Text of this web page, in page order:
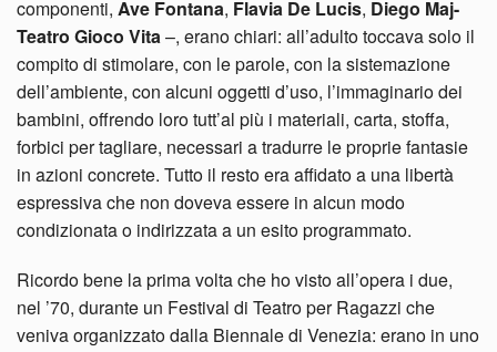
componenti, Ave Fontana, Flavia De Lucis, Diego Maj-
Teatro Gioco Vita–, erano chiari: all’adulto toccava solo il
compito di stimolare, con le parole, con la sistemazione
dell’ambiente, con alcuni oggetti d’uso, l’immaginario dei
bambini, offrendo loro tutt’al più i materiali, carta, stoffa,
forbici per tagliare, necessari a tradurre le proprie fantasie
in azioni concrete. Tutto il resto era affidato a una libertà
espressiva che non doveva essere in alcun modo
condizionata o indirizzata a un esito programmato.
Ricordo bene la prima volta che ho visto all’opera i due,
nel ’70, durante un Festival di Teatro per Ragazzi che
veniva organizzato dalla Biennale di Venezia: erano in uno